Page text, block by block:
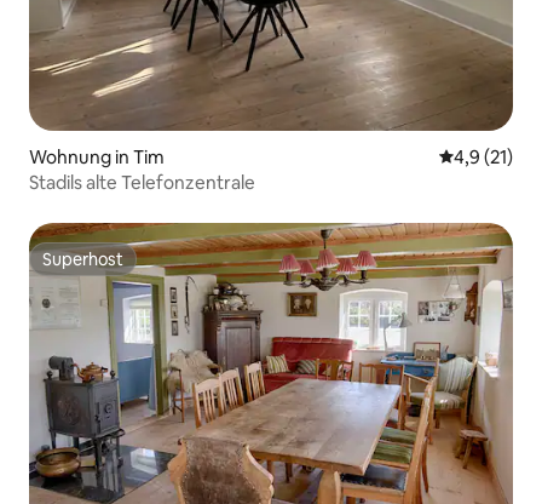
Wohnung in Tim
4,9 (21)
Stadils alte Telefonzentrale
Superhost
Superhost